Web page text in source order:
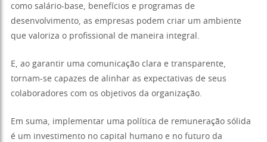
como salário-base, benefícios e programas de
desenvolvimento, as empresas podem criar um ambiente
que valoriza o profissional de maneira integral.
E, ao garantir uma comunicação clara e transparente,
tornam-se capazes de alinhar as expectativas de seus
colaboradores com os objetivos da organização.
Em suma, implementar uma política de remuneração sólida
é um investimento no capital humano e no futuro da